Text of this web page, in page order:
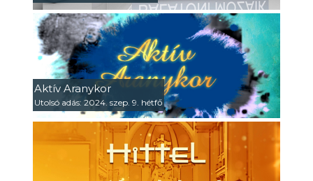
Aktív Aranykor
Utolsó adás: 2024. szep. 9. hétfő